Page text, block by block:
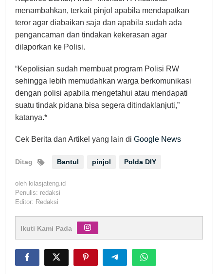
menambahkan, terkait pinjol apabila mendapatkan
teror agar diabaikan saja dan apabila sudah ada
pengancaman dan tindakan kekerasan agar
dilaporkan ke Polisi.
“Kepolisian sudah membuat program Polisi RW
sehingga lebih memudahkan warga berkomunikasi
dengan polisi apabila mengetahui atau mendapati
suatu tindak pidana bisa segera ditindaklanjuti,”
katanya.*
Cek Berita dan Artikel yang lain di Google News
Ditag Bantul pinjol Polda DIY
oleh kilasjateng.id
Penulis: redaksi
Editor: Redaksi
Ikuti Kami Pada